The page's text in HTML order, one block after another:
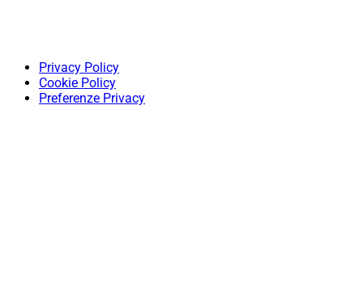
Privacy Policy
Cookie Policy
Preferenze Privacy